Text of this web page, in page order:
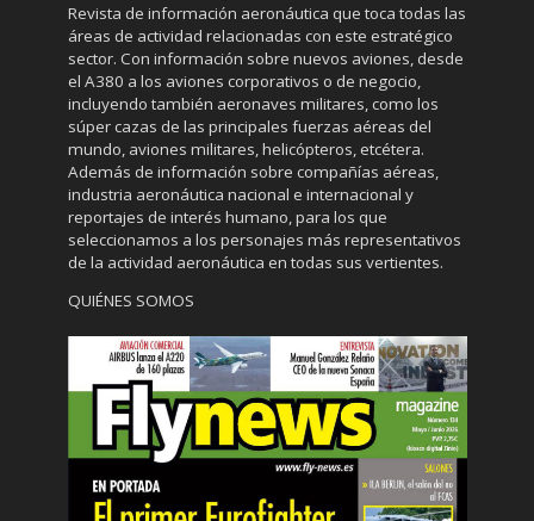
Revista de información aeronáutica que toca todas las
áreas de actividad relacionadas con este estratégico
sector. Con información sobre nuevos aviones, desde
el A380 a los aviones corporativos o de negocio,
incluyendo también aeronaves militares, como los
súper cazas de las principales fuerzas aéreas del
mundo, aviones militares, helicópteros, etcétera.
Además de información sobre compañías aéreas,
industria aeronáutica nacional e internacional y
reportajes de interés humano, para los que
seleccionamos a los personajes más representativos
de la actividad aeronáutica en todas sus vertientes.
QUIÉNES SOMOS